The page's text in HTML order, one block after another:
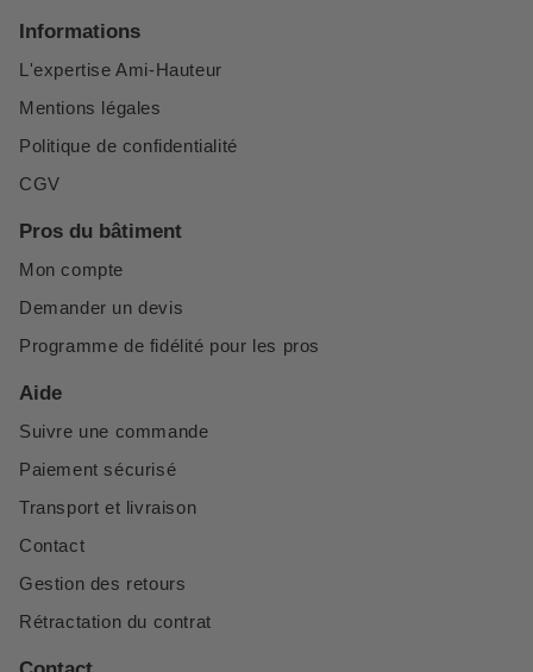
Informations
L'expertise Ami-Hauteur
Mentions légales
Politique de confidentialité
CGV
Pros du bâtiment
Mon compte
Demander un devis
Programme de fidélité pour les pros
Aide
Suivre une commande
Paiement sécurisé
Transport et livraison
Contact
Gestion des retours
Rétractation du contrat